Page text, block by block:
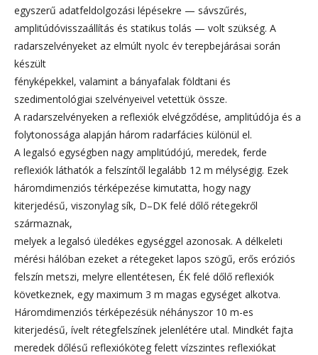
egyszerű adatfeldolgozási lépésekre — sávszűrés,
amplitúdóvisszaállítás és statikus tolás — volt szükség. A
radarszelvényeket az elmúlt nyolc év terepbejárásai során
készült
fényképekkel, valamint a bányafalak földtani és
szedimentológiai szelvényeivel vetettük össze.
A radarszelvényeken a reflexiók elvégződése, amplitúdója és a
folytonossága alapján három radarfácies különül el.
A legalsó egységben nagy amplitúdójú, meredek, ferde
reflexiók láthatók a felszíntől legalább 12 m mélységig. Ezek
háromdimenziós térképezése kimutatta, hogy nagy
kiterjedésű, viszonylag sík, D–DK felé dőlő rétegekről
származnak,
melyek a legalsó üledékes egységgel azonosak. A délkeleti
mérési hálóban ezeket a rétegeket lapos szögű, erős eróziós
felszín metszi, melyre ellentétesen, ÉK felé dőlő reflexiók
következnek, egy maximum 3 m magas egységet alkotva.
Háromdimenziós térképezésük néhányszor 10 m-es
kiterjedésű, ívelt rétegfelszínek jelenlétére utal. Mindkét fajta
meredek dőlésű reflexióköteg felett vízszintes reflexiókat